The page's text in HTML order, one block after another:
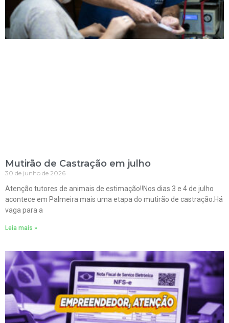
Mutirão de Castração em julho
30 de junho de 2026
Atenção tutores de animais de estimação!!Nos dias 3 e 4 de julho
acontece em Palmeira mais uma etapa do mutirão de castração.Há
vaga para a
Leia mais »